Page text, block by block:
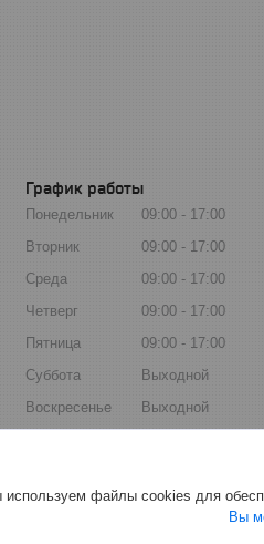
График работы
Понедельник 09:00
17:00
Вторник
09:00
17:00
Среда
09:00
17:00
Четверг
09:00
17:00
Пятница
09:00
17:00
Суббота
Выходной
Воскресенье
Выходной
файлы cookies для
Вы